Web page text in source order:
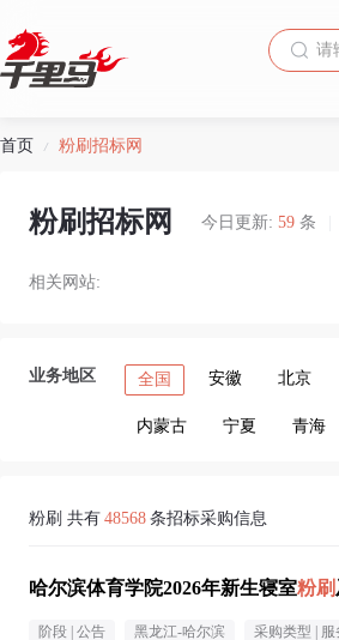
首页 / 粉刷招标网
粉刷招标网 今日更新: 59 条
相关网站:
业务地区 全国 安徽 北京
内蒙古 宁夏 青海
粉刷 共有 48568 条招标采购信息
哈尔滨体育学院2026年新生寝室粉刷
阶段 | 公告 黑龙江-哈尔滨 采购类型 | 服